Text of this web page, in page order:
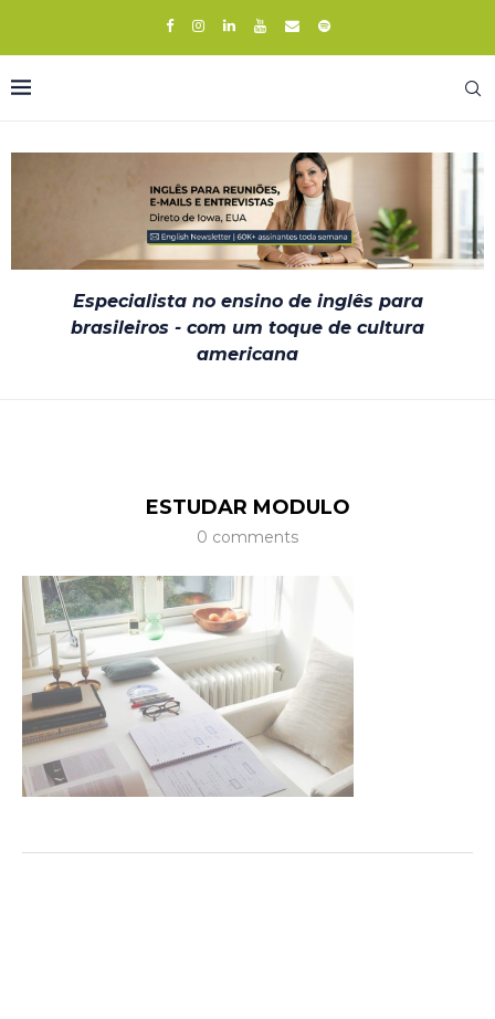
Especialista no ensino de inglês para
brasileiros - com um toque de cultura
americana
ESTUDAR MODULO
0 comments